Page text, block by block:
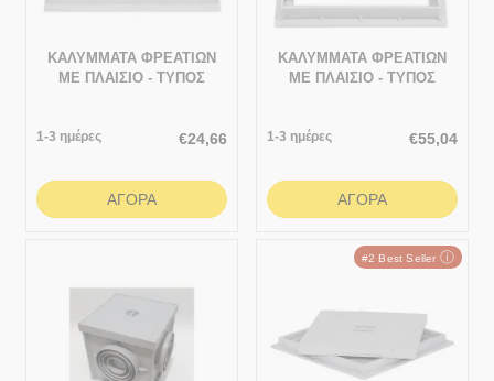
ΚΑΛΥΜΜΑΤΑ ΦΡΕΑΤΙΩΝ
ΜΕ ΠΛΑΙΣΙΟ - ΤΥΠΟΣ
1-3 ημέρες €24,66
ΑΓΟΡΆ
ΚΑΛΥΜΜΑΤΑ ΦΡΕΑΤΙΩΝ
ΜΕ ΠΛΑΙΣΙΟ - ΤΥΠΟΣ
1-3 ημέρες €55,04
ΑΓΟΡΆ
#2 Best Seller ⓘ